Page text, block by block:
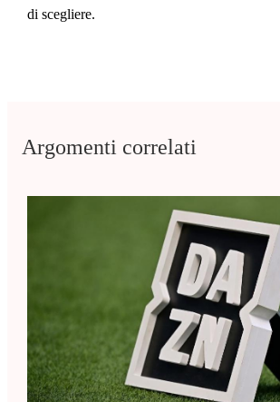
di scegliere.
Argomenti correlati